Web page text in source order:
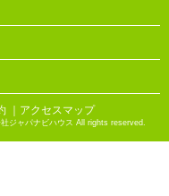
｜アクセスマップ
パナビハウス All rights reserved.